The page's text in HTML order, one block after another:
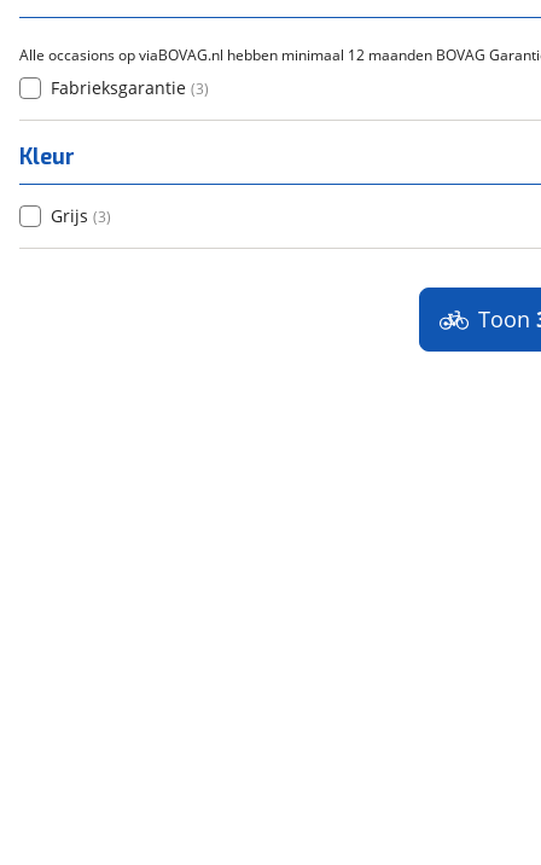
Alle occasions op viaBOVAG.nl hebben minimaal 12 maanden BOVAG
Fabrieksgarantie (3)
Kleur
Grijs (3)
Toon